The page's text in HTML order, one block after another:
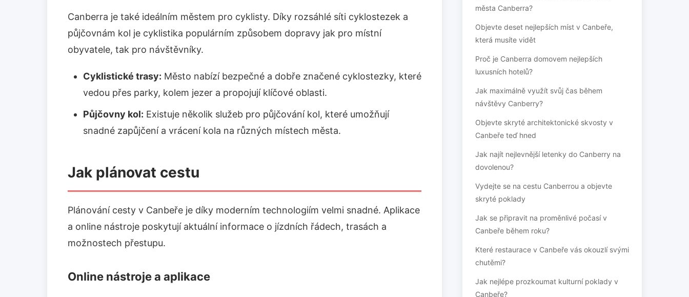
Canberra je také ideálním městem pro cyklisty. Díky rozsáhlé síti cyklostezek a
půjčovnám kol je cyklistika populárním způsobem dopravy jak pro místní
obyvatele, tak pro návštěvníky.
Cyklistické trasy: Město nabízí bezpečné a dobře značené cyklostezky, které
vedou přes parky, kolem jezer a propojují klíčové oblasti.
Půjčovny kol: Existuje několik služeb pro půjčování kol, které umožňují
snadné zapůjčení a vrácení kola na různých místech města.
Jak plánovat cestu
Plánování cesty v Canbeře je díky moderním technologiím velmi snadné. Aplikace
a online nástroje poskytují aktuální informace o jízdních řádech, trasách a
možnostech přestupu.
Online nástroje a aplikace
města Canberra?
Objevte deset nejlepších míst v Canbeře,
která musíte vidět
Proč je Canberra domovem nejlepších
luxusních hotelů?
Jak maximálně využít svůj čas během
návštěvy Canberry?
Objevte skryté architektonické skvosty v
Canbeře teď hned
Jak najít nejlevnější letenky do Canberry na
dovolenou?
Vydejte se na cestu Canberrou a objevte
skryté poklady
Jak se připravit na proměnlivé počasí v
Canbeře během roku?
Které restaurace v Canbeře vás okouzlí svými
chutěmi?
Jak nejlépe prozkoumat kulturní poklady v
Canbeře?